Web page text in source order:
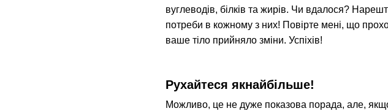
вуглеводів, білків та жирів. Чи вдалося?
потреби в кожному з них! Повірте мені, що
ваше тіло прийняло зміни. Успіхів!
Рухайтеся якнайбільше!
Можливо, це не дуже показова порада, але,